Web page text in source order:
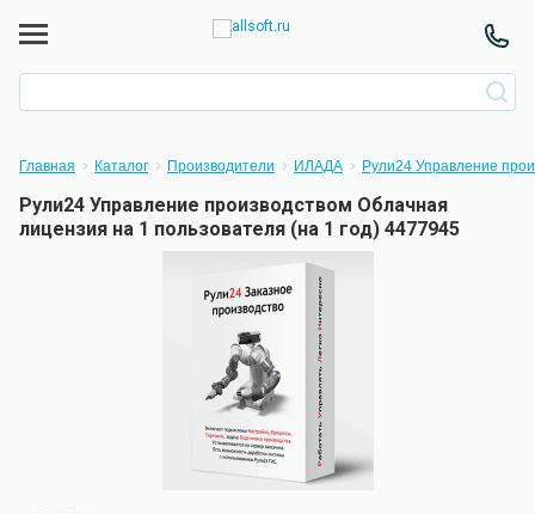
Главная Каталог Производители ИЛАДА Рули24 Управление
Рули24 Управление производством Облачная
лицензия на 1 пользователя (на 1 год) 4477945